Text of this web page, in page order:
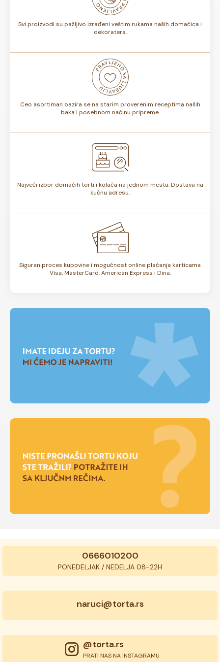
Svi proizvodi su pažljivo izrađeni veštim rukama naših domaćica i
dekoratera.
Ceo asortiman bazira se na starim proverenim receptima naših
baka i posebnom načinu pripreme.
Najveći izbor domaćih torti i kolača na jednom mestu. Dostava na
kućnu adresu.
Siguran proces kupovine i mogućnost online plaćanja karticama
Visa, MasterCard, American Express i Dina.
0666010200
PONEDELJAK / NEDELJA 08-22H
naruci@torta.rs
@torta.rs
PRATI NAS NA INSTAGRAMU